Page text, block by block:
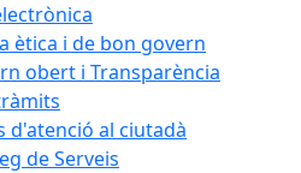
ètica i de bon govern
obert i Transparència
d'atenció al ciutadà
de Serveis